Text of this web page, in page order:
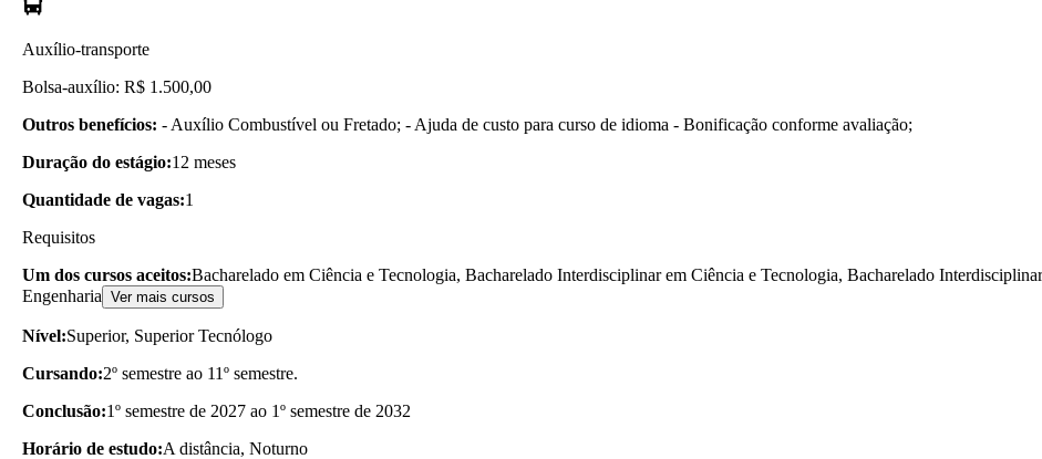
Auxílio-transporte
Bolsa-auxílio: R$ 1.500,00
Outros benefícios: - Auxílio Combustível ou Fretado; - Ajuda de custo para curso de idioma - Bonificação conforme avaliação;
Duração do estágio:12 meses
Quantidade de vagas:1
Requisitos
Um dos cursos aceitos:Bacharelado em Ciência e Tecnologia, Bacharelado Interdisciplinar em Ciência e Tecnologia, Bacharelado
Engenharia Ver mais cursos
Nível:Superior, Superior Tecnólogo
Cursando:2º semestre ao 11º semestre.
Conclusão:1º semestre de 2027 ao 1º semestre de 2032
Horário de estudo:A distância, Noturno